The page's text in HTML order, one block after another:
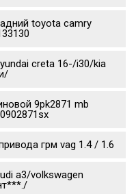
toyota camry
creta 16-/i30/kia
9pk2871 mb
грм vag 1.4 / 1.6
a3/volkswagen